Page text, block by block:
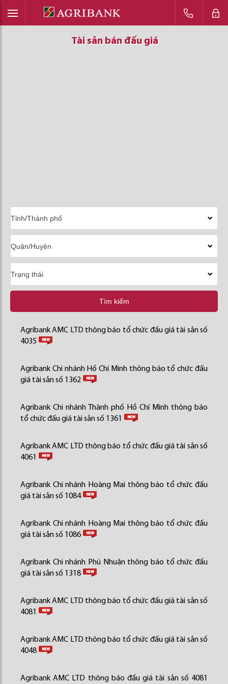
Tài sản bán đấu giá
Tài sản bán đấu giá
Tài sản bán đấu giá
Tìm kiếm
Agribank AMC LTD thông báo tổ chức đấu giá tài sản số
4035
Agribank Chi nhánh Hồ Chí Minh thông báo tổ chức đấu
giá tài sản số 1362
Agribank Chi nhánh Thành phố Hồ Chí Minh thông báo
tổ chức đấu giá tài sản số 1361
Agribank AMC LTD thông báo tổ chức đấu giá tài sản số
4061
Agribank Chi nhánh Hoàng Mai thông báo tổ chức đấu
giá tài sản số 1084
Agribank Chi nhánh Hoàng Mai thông báo tổ chức đấu
giá tài sản số 1086
Agribank Chi nhánh Phú Nhuận thông báo tổ chức đấu
giá tài sản số 1318
Agribank AMC LTD thông báo tổ chức đấu giá tài sản số
4081
Agribank AMC LTD thông báo tổ chức đấu giá tài sản số
4048
Agribank AMC LTD thông báo đấu giá tài sản số 4081